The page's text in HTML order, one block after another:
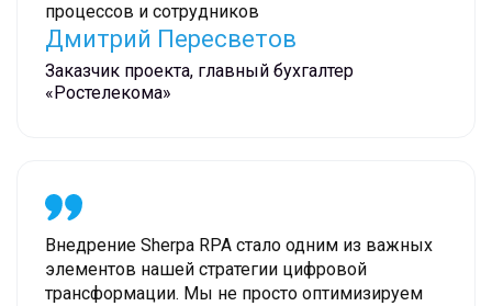
процессов и сотрудников
Дмитрий Пересветов
Заказчик проекта, главный бухгалтер
«Ростелекома»
Внедрение Sherpa RPA стало одним из важных
элементов нашей стратегии цифровой
трансформации. Мы не просто оптимизируем